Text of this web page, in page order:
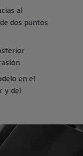
al
dos puntos
en el
y del